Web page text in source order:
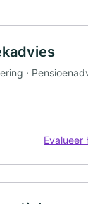
·
Evalueer